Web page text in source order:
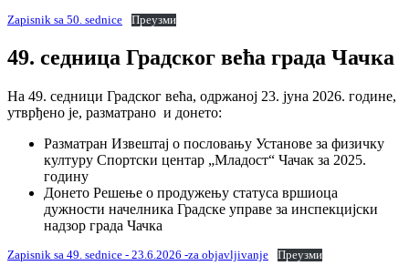
Zapisnik sa 50. sednice Преузми
49. седница Градског већа града Чачка
На 49. седници Градског већа, одржаној 23. јуна 2026. године,
утврђено је, разматрано и донето:
Разматран Извештај о пословању Установе за физичку
културу Спортски центар „Младост“ Чачак за 2025.
годину
Донето Решење о продужењу статуса вршиоца
дужности начелника Градске управе за инспекцијски
надзор града Чачка
Zapisnik sa 49. sednice - 23.6.2026 -za objavljivanje Преузми